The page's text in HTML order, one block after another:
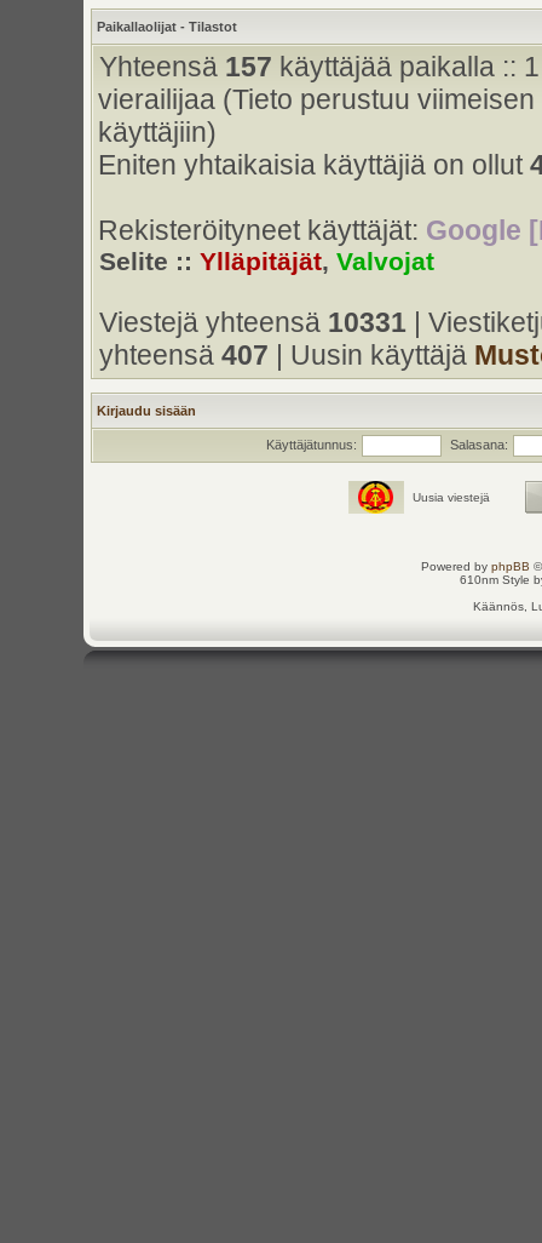
Paikallaolijat - Tilastot
Yhteensä 157 käyttäjää paikalla ::
vierailijaa (Tieto perustuu
käyttäjiin)
Eniten yhtaikaisia käyttäjiä on ollut
Rekisteröityneet käyttäjät: Google
Selite :: Ylläpitäjät, Valvojat
Viestejä yhteensä 10331 |
yhteensä 407 | Uusin käyttäjä
Kirjaudu sisään
Käyttäjätunnus: Salasana:
Uusia viestejä
Powered by phpBB
610nm Style
Käännös,